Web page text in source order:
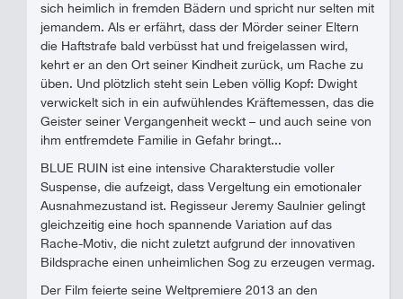
sich heimlich in fremden Bädern und spricht nur selten mit
jemandem. Als er erfährt, dass der Mörder seiner Eltern
die Haftstrafe bald verbüsst hat und freigelassen wird,
kehrt er an den Ort seiner Kindheit zurück, um Rache zu
üben. Und plötzlich steht sein Leben völlig Kopf: Dwight
verwickelt sich in ein aufwühlendes Kräftemessen, das die
Geister seiner Vergangenheit weckt – und auch seine von
ihm entfremdete Familie in Gefahr bringt...
BLUE RUIN ist eine intensive Charakterstudie voller
Suspense, die aufzeigt, dass Vergeltung ein emotionaler
Ausnahmezustand ist. Regisseur Jeremy Saulnier gelingt
gleichzeitig eine hoch spannende Variation auf das
Rache-Motiv, die nicht zuletzt aufgrund der innovativen
Bildsprache einen unheimlichen Sog zu erzeugen vermag.
Der Film feierte seine Weltpremiere 2013 an den